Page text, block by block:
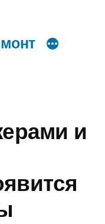
и